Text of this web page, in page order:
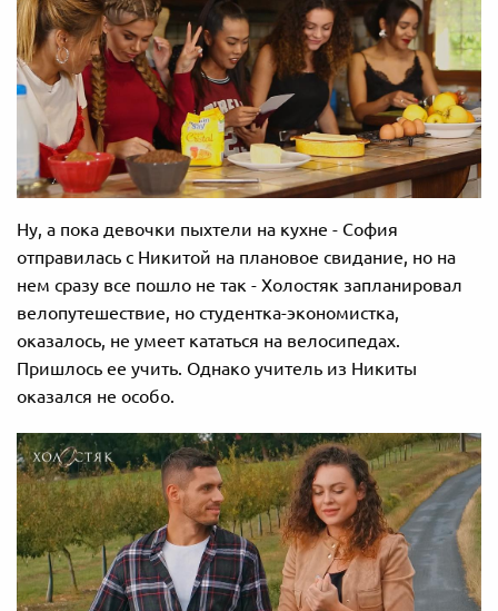
Ну, а пока девочки пыхтели на кухне - София
отправилась с Никитой на плановое свидание, но на
нем сразу все пошло не так - Холостяк запланировал
велопутешествие, но студентка-экономистка,
оказалось, не умеет кататься на велосипедах.
Пришлось ее учить. Однако учитель из Никиты
оказался не особо.